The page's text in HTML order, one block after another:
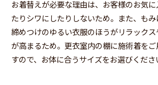
お着替えが必要な理由は、お客様のお気
たりシワにしたりしないため。また、もみ
締めつけのゆるい衣服のほうがリラック
が高まるため。更衣室内の棚に施術着を
すので、お体に合うサイズをお選びくだ